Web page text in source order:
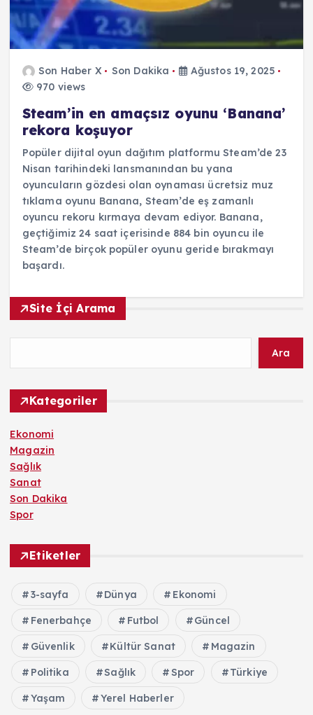
Son Haber X Son Dakika
Ağustos 19, 2025
970 views
Steam’in en amaçsız oyunu ‘Banana’
rekora koşuyor
Popüler dijital oyun dağıtım platformu Steam’de 23
Nisan tarihindeki lansmanından bu yana
oyuncuların gözdesi olan oynaması ücretsiz muz
tıklama oyunu Banana, Steam’de eş zamanlı
oyuncu rekoru kırmaya devam ediyor. Banana,
geçtiğimiz 24 saat içerisinde 884 bin oyuncu ile
Steam’de birçok popüler oyunu geride bırakmayı
başardı.
Site İçi Arama
Ara
Kategoriler
Ekonomi
Magazin
Sağlık
Sanat
Son Dakika
Spor
Etiketler
3-sayfa Dünya Ekonomi
Fenerbahçe Futbol Güncel
Güvenlik Kültür Sanat Magazin
Politika Sağlık Spor Türkiye
Yaşam Yerel Haberler